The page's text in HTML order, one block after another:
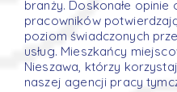
branży. Doskonałe opinie
pracowników
poziom świadczonych
usług. Mieszkańcy
Nieszawa, którzy
naszej agencji pracy